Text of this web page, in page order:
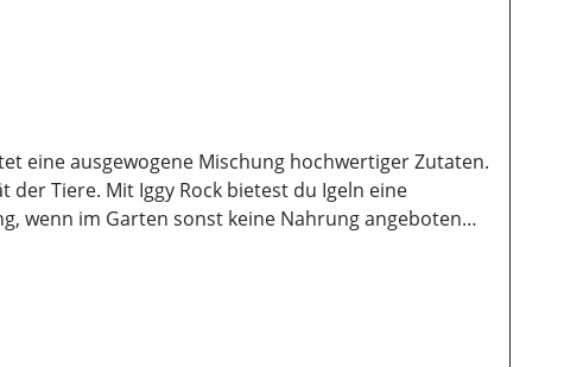
eine ausgewogene Mischung hochwertiger Zutaten.
du Igeln eine
wenn im Garten sonst keine Nahrung angeboten